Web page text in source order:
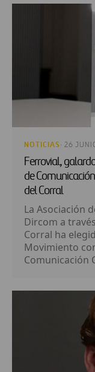
NOTICIAS · 26
Ferrovial,
de
del Corral
La Asociación
Dircom a
Corral ha
Movimiento
Comunicación